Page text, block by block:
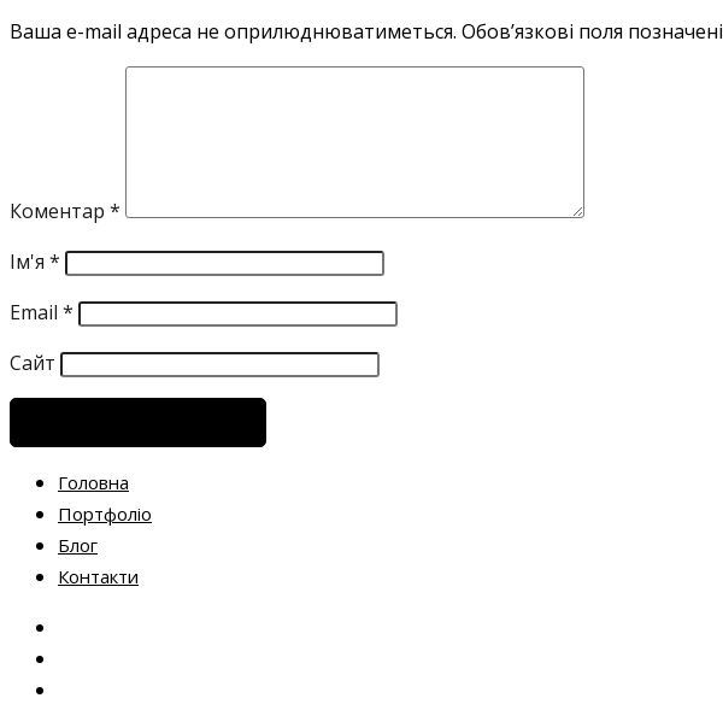
Ваша e-mail адреса не оприлюднюватиметься. Обов’язкові поля позначені
Коментар *
Ім'я *
Email *
Сайт
Головна
Портфоліо
Блог
Контакти